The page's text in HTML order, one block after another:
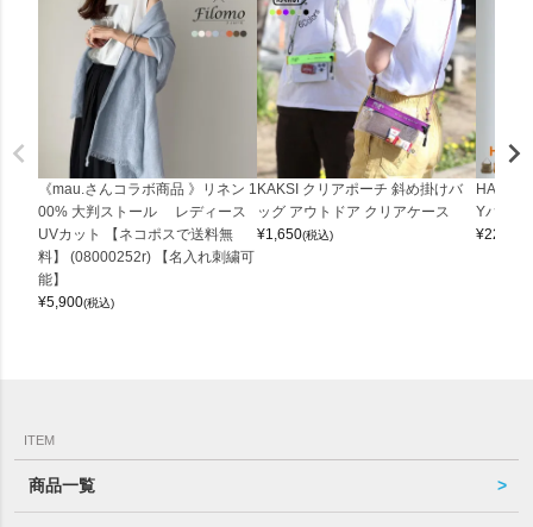
《mau.さんコラボ商品 》リネン 1
00% 大判ストール レディース
UVカット 【ネコポスで送料無
料】 (08000252r) 【名入れ刺繍可
能】
¥5,900(税込)
KAKSI クリアポーチ 斜め掛けバ
ッグ アウトドア クリアケース
¥1,650(税込)
Yバッグ
¥22,000
ITEM
商品一覧